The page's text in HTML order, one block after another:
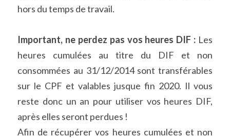
hors du temps de travail.
Important, ne perdez pas vos heures DIF : Les
heures cumulées au titre du DIF et non
consommées au 31/12/2014 sont transférables
sur le CPF et valables jusque fin 2020. Il vous
reste donc un an pour utiliser vos heures DIF,
après elles seront perdues !
Afin de récupérer vos heures cumulées et non